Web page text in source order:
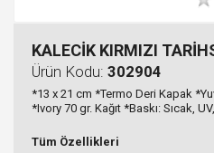
KALECİK KIRMIZI
Ürün Kodu: 302904
*13 x 21 cm *Termo Deri Kapak
*Ivory 70 gr. Kağıt *Baskı: Sıcak,
Tüm Özellikleri